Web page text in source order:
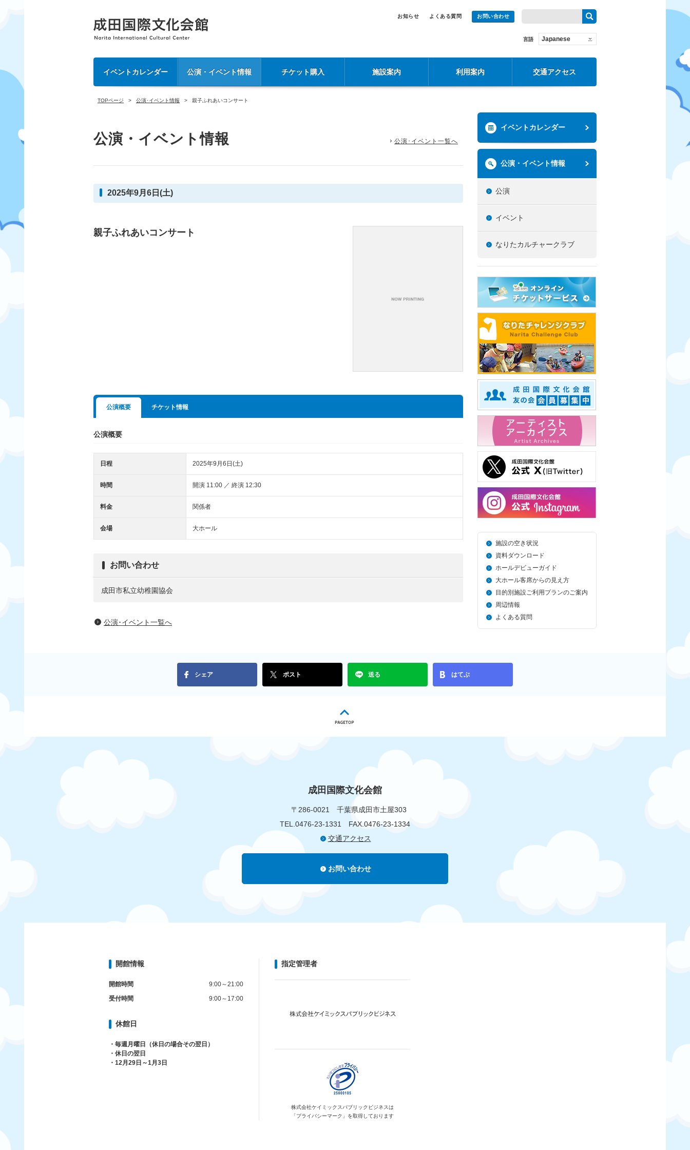
お知らせ よくある質問 お問い合わせ
言語 Japanese
イベントカレンダー 公演・イベント情報 チケット購入 施設案内 利用案内 交通アクセス
TOPページ 公演･イベント情報 親子ふれあいコンサート
公演・イベント情報 公演･イベント一覧へ
2025年9月6日(土)
親子ふれあいコンサート
公演概要 チケット情報
公演概要
日程 2025年9月6日(土)
時間 開演 11:00 ／ 終演 12:30
料金 関係者
会場 大ホール
お問い合わせ
成田市私立幼稚園協会
公演･イベント一覧へ
イベントカレンダー
公演・イベント情報
公演
イベント
なりたカルチャークラブ
施設の空き状況
資料ダウンロード
ホールデビューガイド
大ホール客席からの見え方
目的別施設ご利用プランのご案内
周辺情報
よくある質問
シェア ポスト 送る はてぶ
成田国際文化会館
〒286-0021 千葉県成田市土屋303
TEL.0476-23-1331 FAX.0476-23-1334
交通アクセス
お問い合わせ
開館情報
開館時間
9:00～21:00
受付時間
9:00～17:00
休館日
・毎週月曜日（休日の場合その翌日）
・休日の翌日
・12月29日～1月3日
指定管理者
株式会社ケイミックス パブリックビジネスは
「プライバシーマーク」を取得しております